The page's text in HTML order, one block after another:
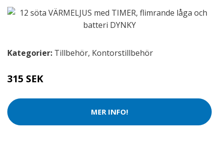
Kategorier: Tillbehör, Kontorstillbehör
315 SEK
MER INFO!